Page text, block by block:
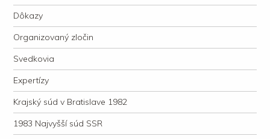
Dôkazy
Organizovaný zločin
Svedkovia
Expertízy
Krajský súd v Bratislave 1982
1983 Najvyšší súd SSR